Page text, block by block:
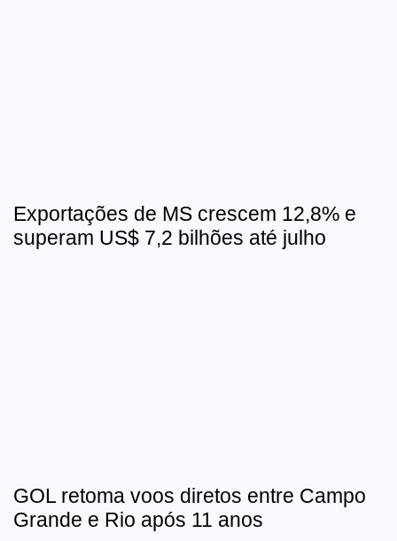
Exportações de MS crescem 12,8% e
superam US$ 7,2 bilhões até julho
GOL retoma voos diretos entre Campo
Grande e Rio após 11 anos